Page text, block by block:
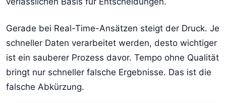
Gerade bei Real-Time-Ansätzen steigt der Druck. Je
schneller Daten verarbeitet werden, desto wichtiger
ist ein sauberer Prozess davor. Tempo ohne Qualität
bringt nur schneller falsche Ergebnisse. Das ist die
falsche Abkürzung.